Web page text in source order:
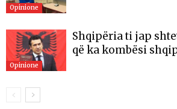
Opinione
Opinione
Shqipëria ti jap
që ka kombësi